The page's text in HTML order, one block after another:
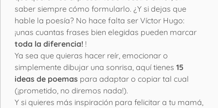
saber siempre cómo formularlo. ¿Y si dejas que
hable la poesía? No hace falta ser Víctor Hugo:
¡unas cuantas frases bien elegidas pueden marcar
toda la diferencia! !
Ya sea que quieras hacer reír, emocionar o
simplemente dibujar una sonrisa, aquí tienes 15
ideas de poemas para adaptar o copiar tal cual
(¡prometido, no diremos nada!).
Y si quieres más inspiración para felicitar a tu mamá,